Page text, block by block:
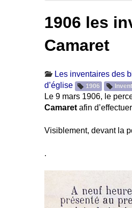
1906 les
Camaret
Les inventaires des
d’église
1906
Le 9 mars 1906, le
Camaret afin
Visiblement, devant la
.